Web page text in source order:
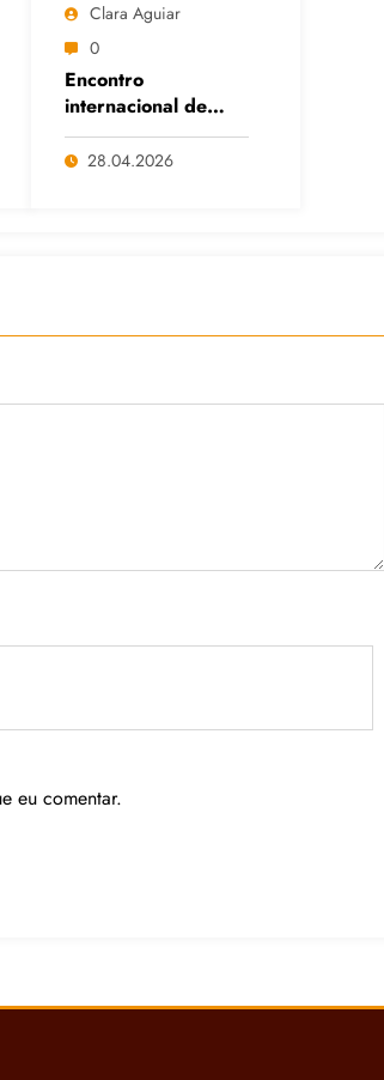
Clara Aguiar
0
Encontro
internacional de
Cafés com Paulo
Freire reafirma
28.04.2026
eu comentar.